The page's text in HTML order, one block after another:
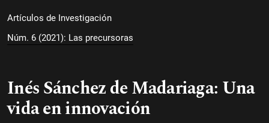
Artículos de Investigación
Núm. 6 (2021): Las precursoras
Inés Sánchez de Madariaga: Una
vida en innovación